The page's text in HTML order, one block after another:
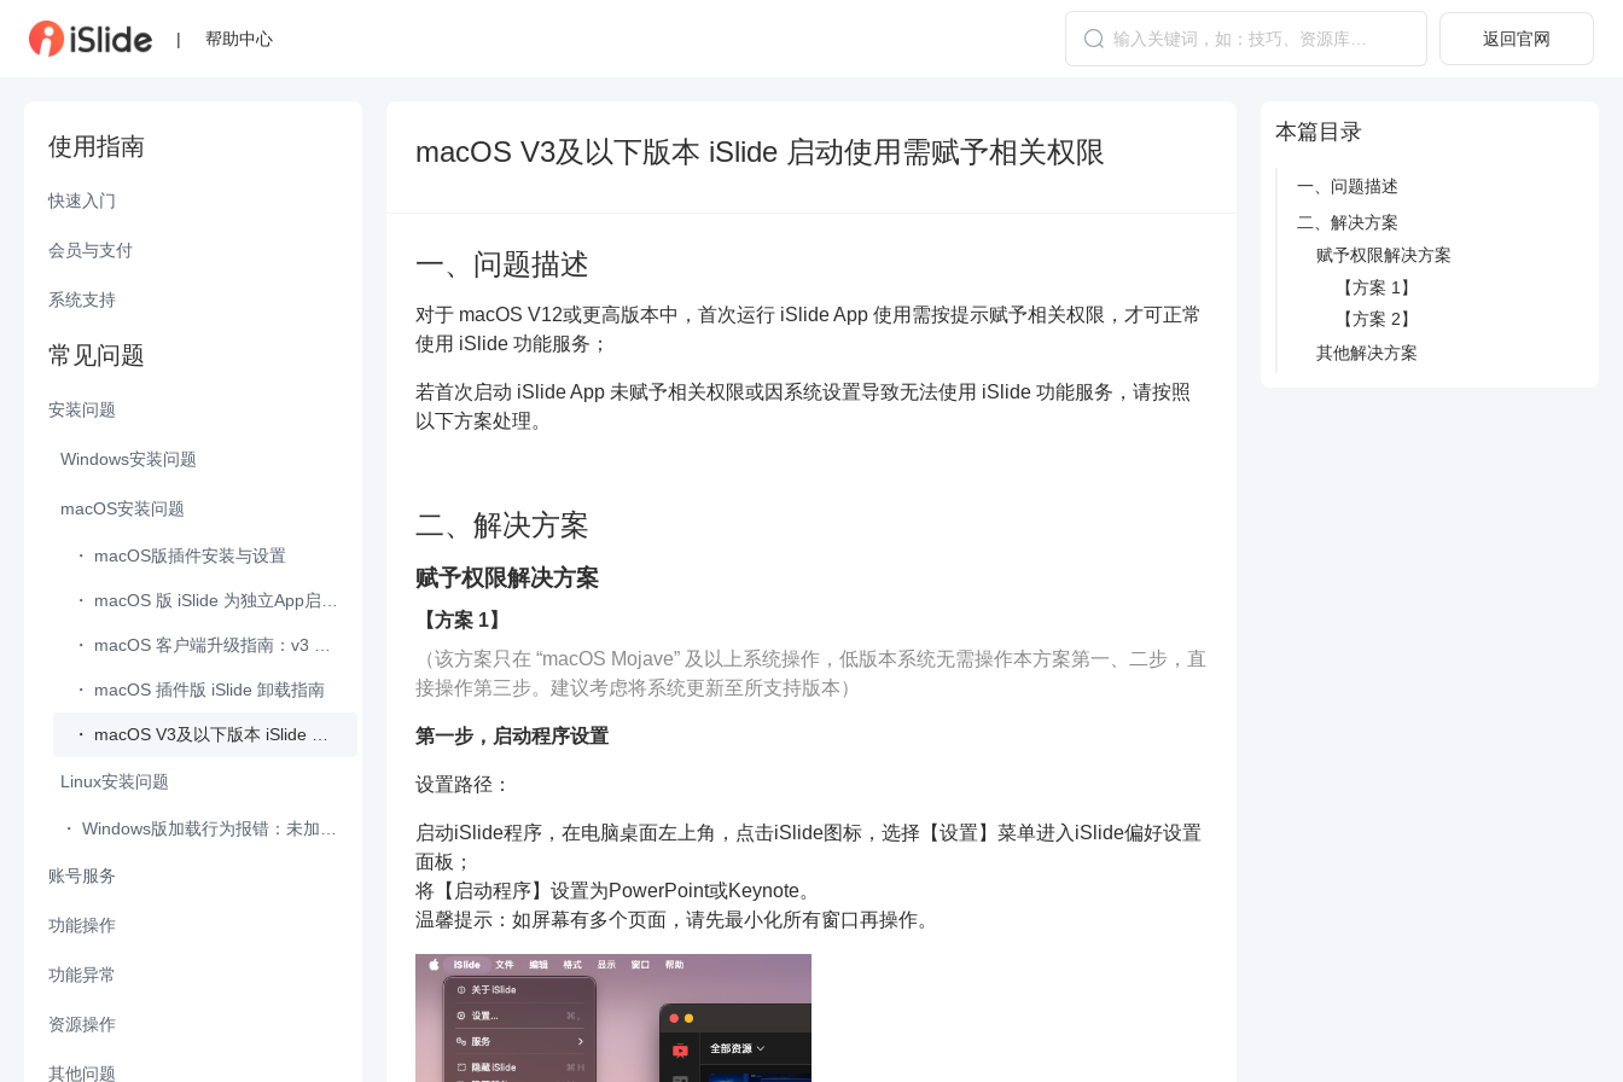
| 帮助中心 返回官网
使用指南
快速入门
・快速浏览iSlide界面及功能区
・下载/安装/登录iSlide
会员与支付
・iSlide优惠码使用说明
・会员（专属资源）标识说明
・如何购买 iSlide 会员礼品卡？
课程兑换码使用说明
企业会员是否支持个人购买？
如何升级会员？
在 macOS 端完成支付后，iSlide会员存在延迟到账问题说明
iSlide会员兑换码使用说明
・发票申请指南
系统支持
・安卓和iOS的支持
常见问题
安装问题
Windows安装问题
・加载项中 iSlide 显示‘已卸载’/COM加载项被禁用
・ 安装时提示“Another instance···”
・ 点击安装包，不能运行，提示“请联系支持人员或代理商”
・ Windows 下 WPS 的PPT演示/ 文字中菜单栏未显示 iSlide
・ Windows 下 Office 的 PowerPoint/Word 菜单栏未显示iSlide
・ MD5不匹配:dotnetbrowser.chromium.win-x86.net45是否重新下载？
・ Windows 8及以上操作系统.NET异常导致iSlide安装及使用异常
・安装时报错：无法解析最新安装包信息
安装时报错无法下载 https://api.islide.cc/download/...
macOS安装问题
・ macOS版插件安装与设置
・ macOS 版 iSlide 为独立App启动使用
・ macOS 客户端升级指南：v3 及以下独立客户端 → 8.4.0.pkg 插件版（加载方案、支持共存、登录限制与更新说明）
・ macOS 插件版 iSlide 卸载指南
・ macOS V3及以下版本 iSlide 启动使用需赋予相关权限
Linux安装问题
・Linux版 iSlide，安装流程及加载说明
・Linux安装提示：WPS服务异常！
・ Windows版加载行为报错：未加载。用户已选择禁用宏
账号服务
・已是会员，登录后无法使用会员权益
・如何登录会员账号？
功能操作
Windows功能操作
・Windows 版操作另存为全图 PPT 后，页面依然可以选中文本框编辑？
・如何关闭 / 开启智能参考线？
macOS功能操作
・macOS版，操作另存为全图PPT时支持的尺寸
其他功能操作
功能异常
Windows功能异常
・浏览器内核异常和修复方案
macOS功能异常
资源操作
・下载后的图示未包含图片？
其他问题
macOS V3及以下版本 iSlide 启动使用需赋予相关权限
一、问题描述
对于 macOS V12或更高版本中，首次运行 iSlide App 使用需按提示赋予相关权限，才可正常
使用 iSlide 功能服务；
若首次启动 iSlide App 未赋予相关权限或因系统设置导致无法使用 iSlide 功能服务，请按照
以下方案处理。
二、解决方案
赋予权限解决方案
【方案 1】
（该方案只在 “macOS Mojave” 及以上系统操作，低版本系统无需操作本方案第一、二步，直
接操作第三步。建议考虑将系统更新至所支持版本）
第一步，启动程序设置
设置路径：
启动iSlide程序，在电脑桌面左上角，点击iSlide图标，选择【设置】菜单进入iSlide偏好设置
面板；
将【启动程序】设置为PowerPoint或Keynote。
温馨提示：如屏幕有多个页面，请先最小化所有窗口再操作。
本篇目录
一、问题描述
二、解决方案
赋予权限解决方案
【方案 1】
【方案 2】
其他解决方案